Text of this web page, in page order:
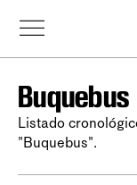
Buquebus
Listado
"Buquebus".